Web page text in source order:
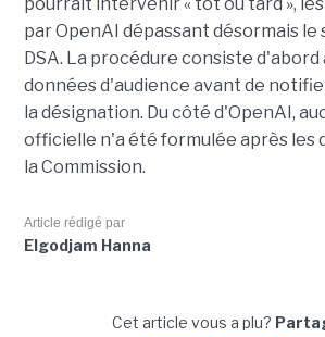
par OpenAI dépassant désormais le
DSA. La procédure consiste
données d'audience avant de
la désignation. Du côté d'OpenAI,
officielle n'a été formulée après les
la Commission.
Article rédigé par
Elgodjam Hanna
Cet article vous a plu?